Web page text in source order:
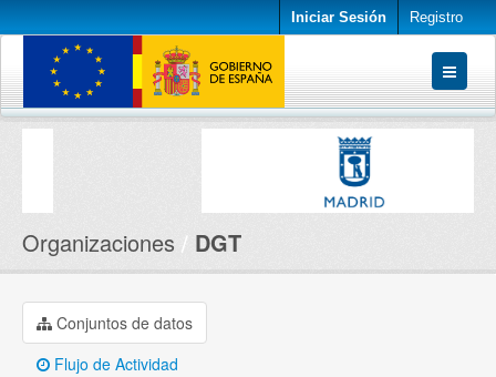
Iniciar Sesión Registro
Conjuntos de datos
Organizaciones DGT
Conjuntos de datos
Flujo de Actividad